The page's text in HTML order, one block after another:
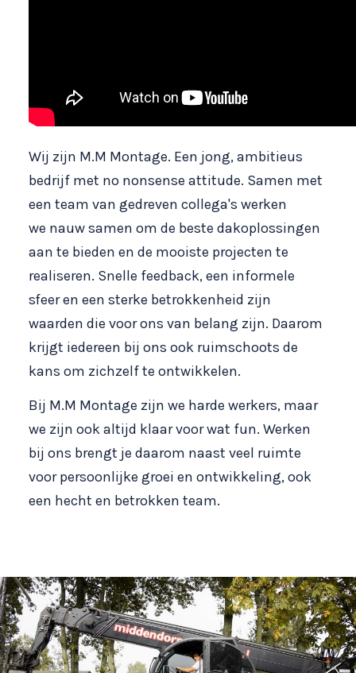
Wij zijn M.M Montage. Een jong, ambitieus
bedrijf met no nonsense attitude. Samen met
een team van gedreven collega's werken
we nauw samen om de beste dakoplossingen
aan te bieden en de mooiste projecten te
realiseren. Snelle feedback, een informele
sfeer en een sterke betrokkenheid zijn
waarden die voor ons van belang zijn. Daarom
krijgt iedereen bij ons ook ruimschoots de
kans om zichzelf te ontwikkelen.
Bij M.M Montage zijn we harde werkers, maar
we zijn ook altijd klaar voor wat fun. Werken
bij ons brengt je daarom naast veel ruimte
voor persoonlijke groei en ontwikkeling, ook
een hecht en betrokken team.